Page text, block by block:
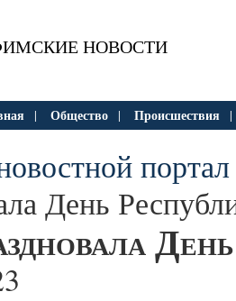
НОВОСТИ
| Общество | Происшествия
портал
День